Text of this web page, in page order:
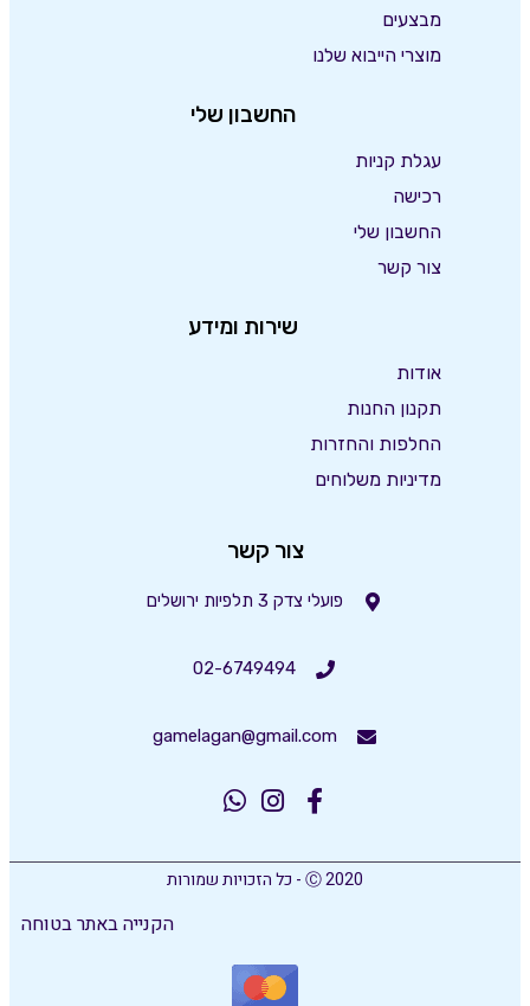
מבצעים
מוצרי הייבוא שלנו
החשבון שלי
עגלת קניות
רכישה
החשבון שלי
צור קשר
שירות ומידע
אודות
תקנון החנות
החלפות והחזרות
מדיניות משלוחים
צור קשר
פועלי צדק 3 תלפיות ירושלים
02-6749494
gamelagan@gmail.com
Ⓒ 2020 - כל הזכויות שמורות
הקנייה באתר בטוחה